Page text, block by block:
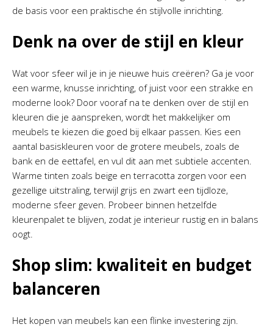
de basis voor een praktische én stijlvolle inrichting.
Denk na over de stijl en kleur
Wat voor sfeer wil je in je nieuwe huis creëren? Ga je voor
een warme, knusse inrichting, of juist voor een strakke en
moderne look? Door vooraf na te denken over de stijl en
kleuren die je aanspreken, wordt het makkelijker om
meubels te kiezen die goed bij elkaar passen. Kies een
aantal basiskleuren voor de grotere meubels, zoals de
bank en de eettafel, en vul dit aan met subtiele accenten.
Warme tinten zoals beige en terracotta zorgen voor een
gezellige uitstraling, terwijl grijs en zwart een tijdloze,
moderne sfeer geven. Probeer binnen hetzelfde
kleurenpalet te blijven, zodat je interieur rustig en in balans
oogt.
Shop slim: kwaliteit en budget
balanceren
Het kopen van meubels kan een flinke investering zijn.